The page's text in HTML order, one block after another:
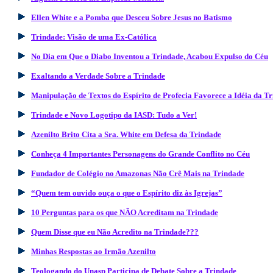
Ellen White e a Pomba que Desceu Sobre Jesus no Batismo
Trindade: Visão de uma Ex-Católica
No Dia em Que o Diabo Inventou a Trindade, Acabou Expulso do Céu
Exaltando a Verdade Sobre a Trindade
Manipulação de Textos do Espírito de Profecia Favorece a Idéia da
Trindade e Novo Logotipo da IASD: Tudo a Ver!
Azenilto Brito Cita a Sra. White em Defesa da Trindade
Conheça 4 Importantes Personagens do Grande Conflito no Céu
Fundador de Colégio no Amazonas Não Crê Mais na Trindade
“Quem tem ouvido ouça o que o Espírito diz às Igrejas”
10 Perguntas para os que NÃO Acreditam na Trindade
Quem Disse que eu Não Acredito na Trindade???
Minhas Respostas ao Irmão Azenilto
Teologando do Unasp Participa de Debate Sobre a Trindade